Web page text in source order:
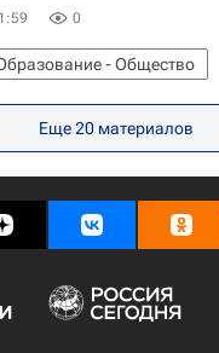
0
- Общество
язык в мире
Весь мир
Европа
Карелия
Еще 20 материалов